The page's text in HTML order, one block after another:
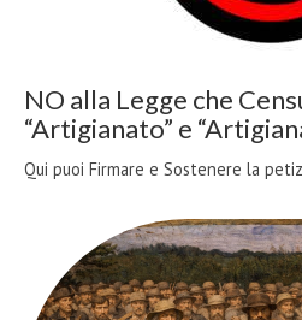
NO alla Legge che
“Artigianato” e
Qui puoi Firmare e Sostenere la